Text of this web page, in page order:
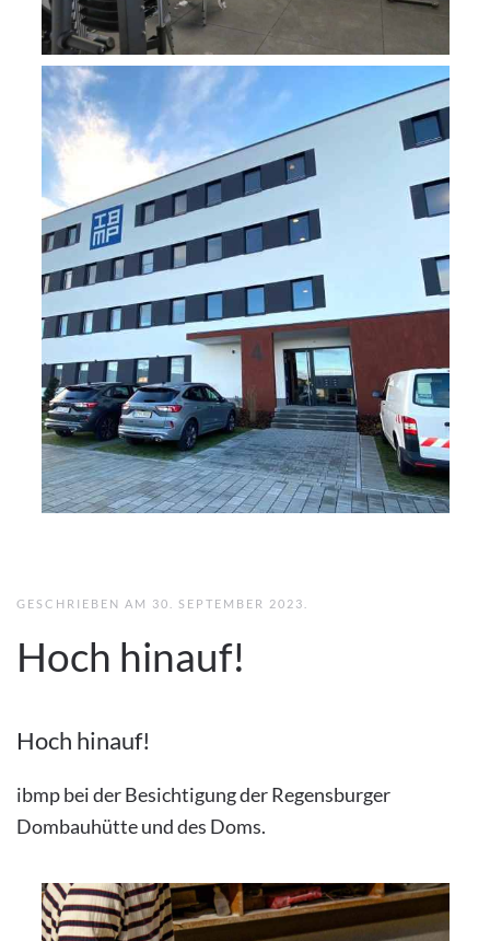
GESCHRIEBEN AM 30. SEPTEMBER 2023
Hoch hinauf!
Hoch hinauf!
ibmp bei der Besichtigung der Regensburger
Dombauhütte und des Doms.